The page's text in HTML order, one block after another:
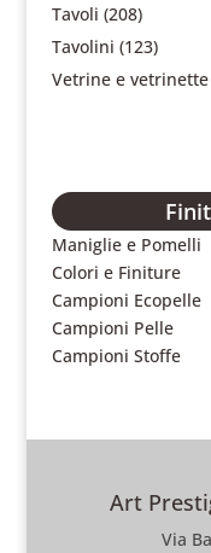
Tavoli (208)
Tavolini (123)
Vetrine e vetrinette
Maniglie e Pomelli
Colori e Finiture
Campioni Ecopelle
Campioni Pelle
Campioni Stoffe
Art
Via